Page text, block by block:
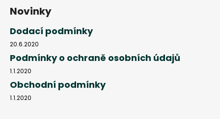
Novinky
Dodací podmínky
20.6.2020
Podmínky o ochraně osobních údajů
1.1.2020
Obchodní podmínky
1.1.2020